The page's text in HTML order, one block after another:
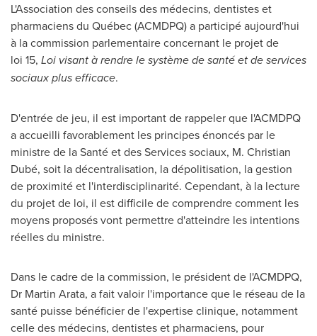
L'Association des conseils des médecins, dentistes et
pharmaciens du Québec (ACMDPQ) a participé aujourd'hui
à la commission parlementaire concernant le projet de
loi 15, Loi visant à rendre le système de santé et de services
sociaux plus efficace.
D'entrée de jeu, il est important de rappeler que l'ACMDPQ
a accueilli favorablement les principes énoncés par le
ministre de la Santé et des Services sociaux, M. Christian
Dubé, soit la décentralisation, la dépolitisation, la gestion
de proximité et l'interdisciplinarité. Cependant, à la lecture
du projet de loi, il est difficile de comprendre comment les
moyens proposés vont permettre d'atteindre les intentions
réelles du ministre.
Dans le cadre de la commission, le président de l'ACMDPQ,
Dr Martin Arata, a fait valoir l'importance que le réseau de la
santé puisse bénéficier de l'expertise clinique, notamment
celle des médecins, dentistes et pharmaciens, pour